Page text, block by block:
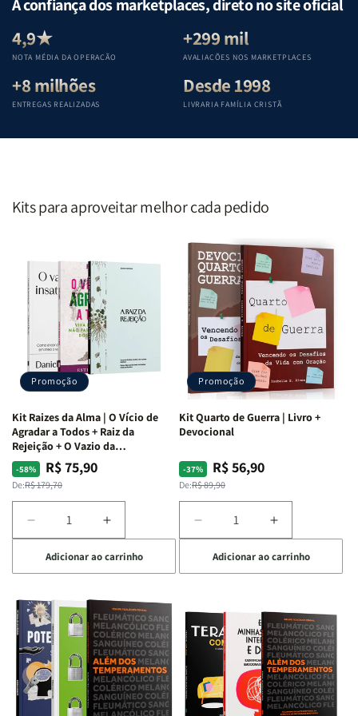
Equipe
Teológica
Penkal
Equipe
Penkal
Equipe
Teológica
Penkal
Equipe
A confiança dos marketplaces, direto no site oficial
4,9★
NOTA MÉDIA DA OPERAÇÃO
+299 mil
AVALIAÇÕES NOS MARKETPLACES
+8 milhões
ENTREGAS REALIZADAS
Desde 1998
LIVRARIA FAMÍLIA CRISTÃ
Kits para aproveitar melhor cada pedido
Promoção
Kit Raizes da Alma | O Vício de
Agradar a Todos + Raiz da
Rejeição + O Vazio da
Insatisfação.
-58%
Preço
normal
De:R$ 179,70
Preço
promocional
R$ 75,90
Diminuir
a
quantidade
de
Raizes
da
Alma
|
O
Vício
Aumentar
a
quantidade
de
Raizes
da
Alma
|
O
Vício
de
Adicionar ao carrinho
Promoção
Kit Quarto de Guerra | Livro +
Devocional
-37%
Preço
normal
De:R$ 89,90
Preço
promocional
R$ 56,90
Diminuir
a
quantidade
de
Quarto
de
Guerra
Livro
+
Devocional
Aumentar
a
quantidade
de
Quarto
de
Guerra
|
Livro
+
Devocional
Adicionar ao carrinho